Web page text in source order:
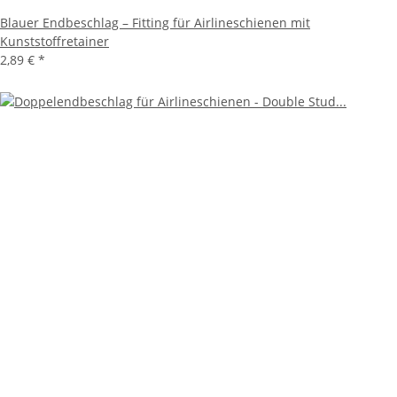
Blauer Endbeschlag – Fitting für Airlineschienen mit
Kunststoffretainer
2,89 € *